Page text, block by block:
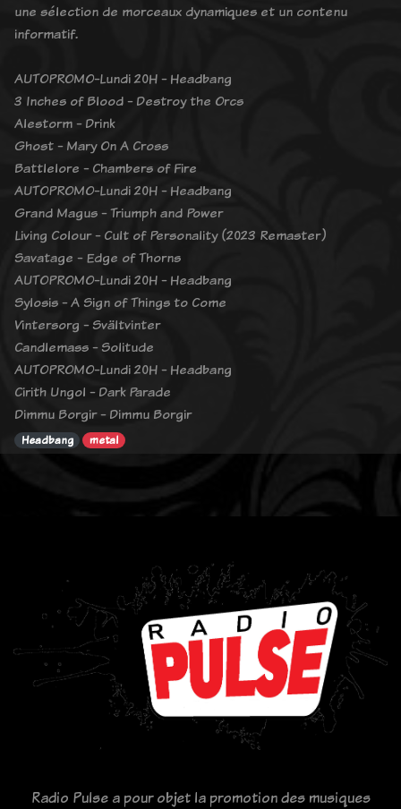
une sélection de morceaux dynamiques et un contenu
informatif.
AUTOPROMO-Lundi 20H - Headbang
3 Inches of Blood - Destroy the Orcs
Alestorm - Drink
Ghost - Mary On A Cross
Battlelore - Chambers of Fire
AUTOPROMO-Lundi 20H - Headbang
Grand Magus - Triumph and Power
Living Colour - Cult of Personality (2023 Remaster)
Savatage - Edge of Thorns
AUTOPROMO-Lundi 20H - Headbang
Sylosis - A Sign of Things to Come
Vintersorg - Svältvinter
Candlemass - Solitude
AUTOPROMO-Lundi 20H - Headbang
Cirith Ungol - Dark Parade
Dimmu Borgir - Dimmu Borgir
Headbang metal
Radio Pulse a pour objet la promotion des musiques